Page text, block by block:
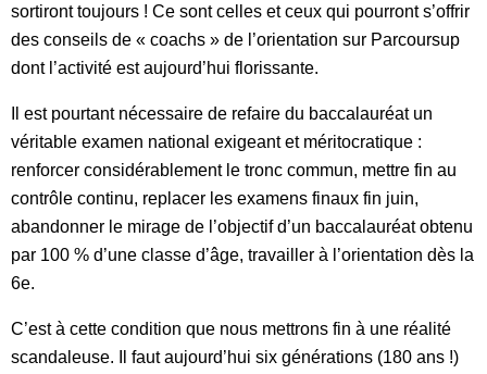
sortiront toujours ! Ce sont celles et ceux qui pourront s’offrir
des conseils de « coachs » de l’orientation sur Parcoursup
dont l’activité est aujourd’hui florissante.
Il est pourtant nécessaire de refaire du baccalauréat un
véritable examen national exigeant et méritocratique :
renforcer considérablement le tronc commun, mettre fin au
contrôle continu, replacer les examens finaux fin juin,
abandonner le mirage de l’objectif d’un baccalauréat obtenu
par 100 % d’une classe d’âge, travailler à l’orientation dès la
6e.
C’est à cette condition que nous mettrons fin à une réalité
scandaleuse. Il faut aujourd’hui six générations (180 ans !)